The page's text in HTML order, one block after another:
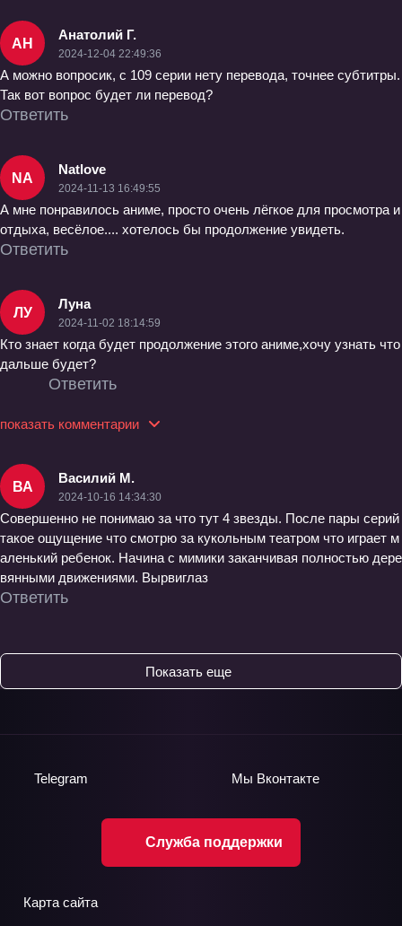
АН
Анатолий Г.
2024-12-04 22:49:36
А можно вопросик, с 109 серии нету перевода, точнее субтитры.
Так вот вопрос будет ли перевод?
Ответить
NA
Natlove
2024-11-13 16:49:55
А мне понравилось аниме, просто очень лёгкое для просмотра и
отдыха, весёлое.... хотелось бы продолжение увидеть.
Ответить
ЛУ
Луна
2024-11-02 18:14:59
Кто знает когда будет продолжение этого аниме,хочу узнать что
дальше будет?
Ответить
показать комментарии
ВА
Василий М.
2024-10-16 14:34:30
Совершенно не понимаю за что тут 4 звезды. После пары серий
такое ощущение что смотрю за кукольным театром что играет м
аленький ребенок. Начина с мимики заканчивая полностью дере
вянными движениями. Вырвиглаз
Ответить
Показать еще
Служба поддержки
Telegram Мы Вконтакте
Карта сайта